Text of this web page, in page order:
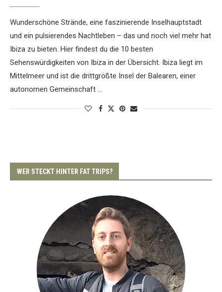
Wunderschöne Strände, eine faszinierende Inselhauptstadt
und ein pulsierendes Nachtleben – das und noch viel mehr hat
Ibiza zu bieten. Hier findest du die 10 besten
Sehenswürdigkeiten von Ibiza in der Übersicht. Ibiza liegt im
Mittelmeer und ist die drittgrößte Insel der Balearen, einer
autonomen Gemeinschaft …
WER STECKT HINTER FAT TRIPS?